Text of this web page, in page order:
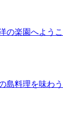
の楽園へようこ
島料理を味わう